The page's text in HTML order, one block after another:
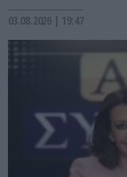
03.08.2026 | 19:47